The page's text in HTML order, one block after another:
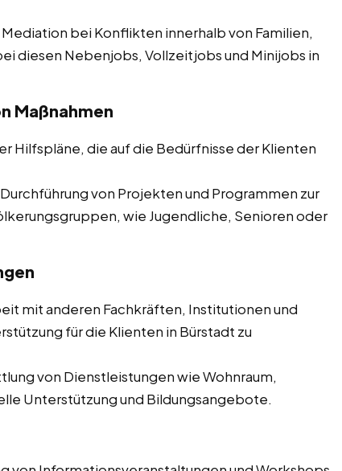
bei Konflikten innerhalb von Familien,
diesen Nebenjobs, Vollzeitjobs und Minijobs in
Maßnahmen
Hilfspläne, die auf die Bedürfnisse der Klienten
von Projekten und Programmen zur
wie Jugendliche, Senioren oder
mit anderen Fachkräften, Institutionen und
für die Klienten in Bürstadt zu
von Dienstleistungen wie Wohnraum,
Unterstützung und Bildungsangebote.